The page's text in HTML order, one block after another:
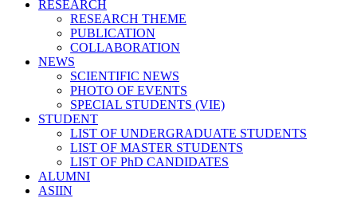
RESEARCH
RESEARCH THEME
PUBLICATION
COLLABORATION
NEWS
SCIENTIFIC NEWS
PHOTO OF EVENTS
SPECIAL STUDENTS (VIE)
STUDENT
LIST OF UNDERGRADUATE STUDENTS
LIST OF MASTER STUDENTS
LIST OF PhD CANDIDATES
ALUMNI
ASIIN